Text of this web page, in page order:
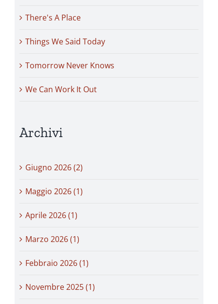
There's A Place
Things We Said Today
Tomorrow Never Knows
We Can Work It Out
Archivi
Giugno 2026 (2)
Maggio 2026 (1)
Aprile 2026 (1)
Marzo 2026 (1)
Febbraio 2026 (1)
Novembre 2025 (1)